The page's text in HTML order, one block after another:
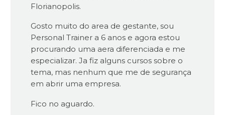
Florianopolis.
Gosto muito do area de gestante, sou
Personal Trainer a 6 anos e agora estou
procurando uma aera diferenciada e me
especializar. Ja fiz alguns cursos sobre o
tema, mas nenhum que me de segurança
em abrir uma empresa.
Fico no aguardo.